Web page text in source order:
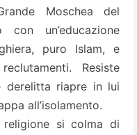
Moschea del
un’educazione
puro Islam, e
Resiste
derelitta riapre in lui
all’isolamento.
si colma di